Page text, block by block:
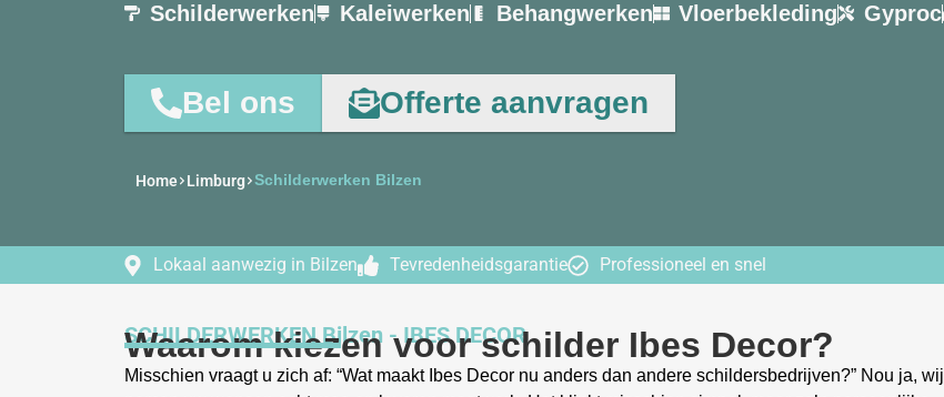
Schilderwerken Kaleiwerken Behangwerken Vloerbekleding Gyproc
Bel ons Offerte aanvragen
Home Limburg Schilderwerken Bilzen
Lokaal aanwezig in Bilzen Tevredenheidsgarantie Professioneel en snel
SCHILDERWERKEN Bilzen - IBES DECOR
Waarom kiezen voor schilder Ibes Decor?​
Misschien vraagt u zich af: “Wat maakt Ibes Decor nu anders dan andere schildersbedrijven?” Nou ja, wij